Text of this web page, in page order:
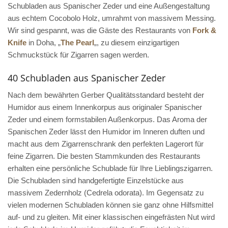
Schubladen aus Spanischer Zeder und eine Außengestaltung
aus echtem Cocobolo Holz, umrahmt von massivem Messing.
Wir sind gespannt, was die Gäste des Restaurants von Fork &
Knife in Doha, „The Pearl„, zu diesem einzigartigen
Schmuckstück für Zigarren sagen werden.
40 Schubladen aus Spanischer Zeder
Nach dem bewährten Gerber Qualitätsstandard besteht der
Humidor aus einem Innenkorpus aus originaler Spanischer
Zeder und einem formstabilen Außenkorpus. Das Aroma der
Spanischen Zeder lässt den Humidor im Inneren duften und
macht aus dem Zigarrenschrank den perfekten Lagerort für
feine Zigarren. Die besten Stammkunden des Restaurants
erhalten eine persönliche Schublade für Ihre Lieblingszigarren.
Die Schubladen sind handgefertigte Einzelstücke aus
massivem Zedernholz (Cedrela odorata). Im Gegensatz zu
vielen modernen Schubladen können sie ganz ohne Hilfsmittel
auf- und zu gleiten. Mit einer klassischen eingefrästen Nut wird